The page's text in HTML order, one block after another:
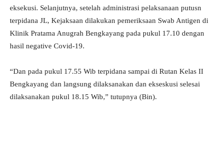
eksekusi. Selanjutnya, setelah administrasi pelaksanaan putusn
terpidana JL, Kejaksaan dilakukan pemeriksaan Swab Antigen di
Klinik Pratama Anugrah Bengkayang pada pukul 17.10 dengan
hasil negative Covid-19.
“Dan pada pukul 17.55 Wib terpidana sampai di Rutan Kelas II
Bengkayang dan langsung dilaksanakan dan ekseskusi selesai
dilaksanakan pukul 18.15 Wib,” tutupnya (Bin).